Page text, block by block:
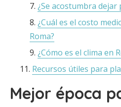
¿Se acostumbra dejar
¿Cuál es el costo
Roma?
¿Cómo es el clima en
Recursos útiles para
Mejor época